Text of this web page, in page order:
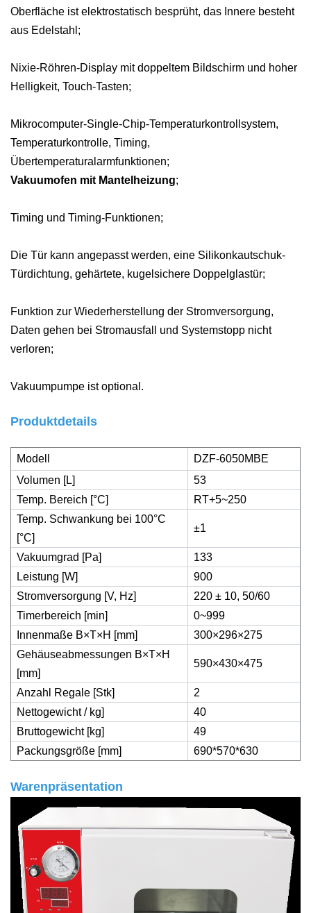
Oberfläche ist elektrostatisch besprüht, das Innere besteht
aus Edelstahl;
Nixie-Röhren-Display mit doppeltem Bildschirm und hoher
Helligkeit, Touch-Tasten;
Mikrocomputer-Single-Chip-Temperaturkontrollsystem,
Temperaturkontrolle, Timing,
Übertemperaturalarmfunktionen;
Vakuumofen mit Mantelheizung;
Timing und Timing-Funktionen;
Die Tür kann angepasst werden, eine Silikonkautschuk-
Türdichtung, gehärtete, kugelsichere Doppelglastür;
Funktion zur Wiederherstellung der Stromversorgung,
Daten gehen bei Stromausfall und Systemstopp nicht
verloren;
Vakuumpumpe ist optional.
Produktdetails
Modell
DZF-6050MBE
Volumen [L]
53
Temp. Bereich [°C]
RT+5~250
Temp. Schwankung bei 100°C
[°C]
±1
Vakuumgrad [Pa]
133
Leistung [W]
900
Stromversorgung [V, Hz]
220 ± 10, 50/60
Timerbereich [min]
0~999
Innenmaße B×T×H [mm]
300×296×275
Gehäuseabmessungen B×T×H
[mm]
590×430×475
Anzahl Regale [Stk]
2
Nettogewicht / kg]
40
Bruttogewicht [kg]
49
Packungsgröße [mm]
690*570*630
Warenpräsentation